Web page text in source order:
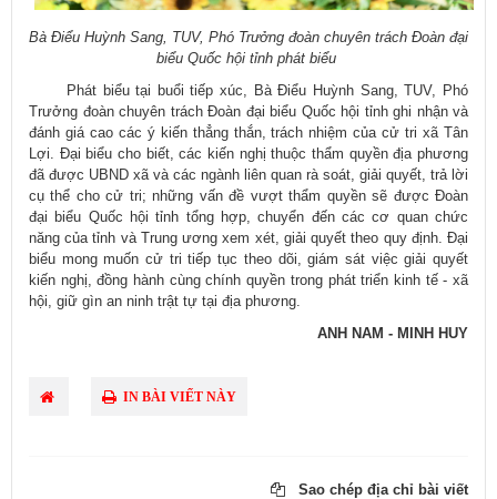
​Bà Điểu Huỳnh Sang, TUV, Phó Trưởng đoàn chuyên trách Đoàn đại
biểu Quốc hội tỉnh phát biểu
Phát biểu tại buổi tiếp xúc, Bà Điểu Huỳnh Sang, TUV, Phó
Trưởng đoàn chuyên trách Đoàn đại biểu Quốc hội tỉnh ghi nhận và
đánh giá cao các ý kiến thẳng thắn, trách nhiệm của cử tri xã Tân
Lợi. Đại biểu cho biết, các kiến nghị thuộc thẩm quyền địa phương
đã được UBND xã và các ngành liên quan rà soát, giải quyết, trả lời
cụ thể cho cử tri; những vấn đề vượt thẩm quyền sẽ được Đoàn
đại biểu Quốc hội tỉnh tổng hợp, chuyển đến các cơ quan chức
năng của tỉnh và Trung ương xem xét, giải quyết theo quy định. Đại
biểu mong muốn cử tri tiếp tục theo dõi, giám sát việc giải quyết
kiến nghị, đồng hành cùng chính quyền trong phát triển kinh tế - xã
hội, giữ gìn an ninh trật tự tại địa phương.​
ANH NAM - MINH HUY
IN BÀI VIẾT NÀY
Sao chép địa chỉ bài viết